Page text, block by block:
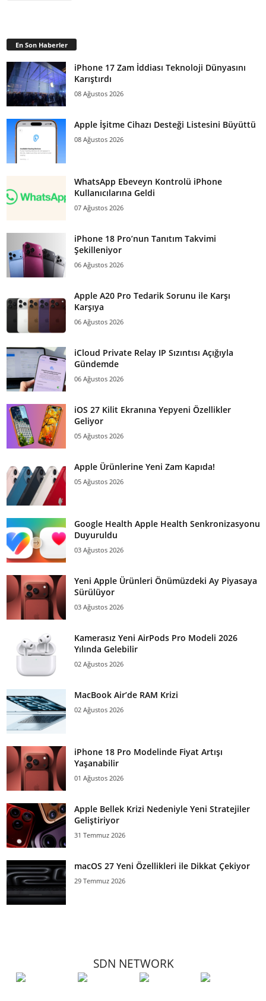
En Son Haberler
iPhone 17 Zam İddiası Teknoloji Dünyasını
Karıştırdı
08 Ağustos 2026
Apple İşitme Cihazı Desteği Listesini Büyüttü
08 Ağustos 2026
WhatsApp Ebeveyn Kontrolü iPhone
Kullanıcılarına Geldi
07 Ağustos 2026
iPhone 18 Pro’nun Tanıtım Takvimi
Şekilleniyor
06 Ağustos 2026
Apple A20 Pro Tedarik Sorunu ile Karşı
Karşıya
06 Ağustos 2026
iCloud Private Relay IP Sızıntısı Açığıyla
Gündemde
06 Ağustos 2026
iOS 27 Kilit Ekranına Yepyeni Özellikler
Geliyor
05 Ağustos 2026
Apple Ürünlerine Yeni Zam Kapıda!
05 Ağustos 2026
Google Health Apple Health Senkronizasyonu
Duyuruldu
03 Ağustos 2026
Yeni Apple Ürünleri Önümüzdeki Ay Piyasaya
Sürülüyor
03 Ağustos 2026
Kamerasız Yeni AirPods Pro Modeli 2026
Yılında Gelebilir
02 Ağustos 2026
MacBook Air’de RAM Krizi
02 Ağustos 2026
iPhone 18 Pro Modelinde Fiyat Artışı
Yaşanabilir
01 Ağustos 2026
Apple Bellek Krizi Nedeniyle Yeni Stratejiler
Geliştiriyor
31 Temmuz 2026
macOS 27 Yeni Özellikleri ile Dikkat Çekiyor
29 Temmuz 2026
SDN NETWORK